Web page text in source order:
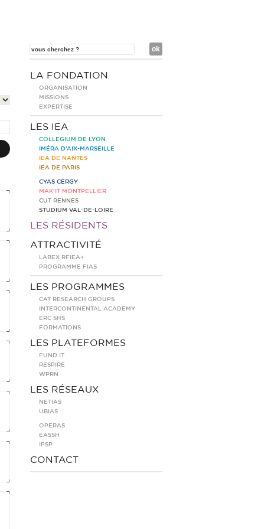
LA FONDATION
ORGANISATION
MISSIONS
EXPERTISE
LES IEA
COLLEGIUM DE LYON
IMÉRA D’AIX-MARSEILLE
IEA DE NANTES
IEA DE PARIS
CYAS CERGY
MAK’IT MONTPELLIER
CUT RENNES
STUDIUM VAL-DE-LOIRE
LES RÉSIDENTS
ATTRACTIVITÉ
LABEX RFIEA+
PROGRAMME FIAS
LES PROGRAMMES
CAT RESEARCH GROUPS
INTERCONTINENTAL ACADEMY
ERC SHS
FORMATIONS
LES PLATEFORMES
FUND IT
RESPIRE
WPRN
LES RÉSEAUX
NETIAS
UBIAS
OPERAS
EASSH
IPSP
CONTACT